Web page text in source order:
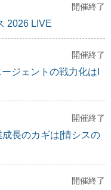
開催終了
2026 LIVE
開催終了
ジェントの戦力化はI
開催終了
成長のカギは[情シスの
開催終了